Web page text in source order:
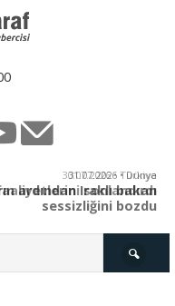
30.07.2026 • Türkiye
sonlandırdı